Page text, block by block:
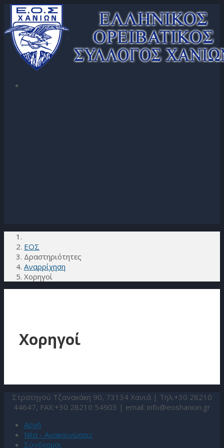
ΕΟΣ
Δραστηριότητες
Αναρρίχηση
Χορηγοί
Χορηγοί
Στρατηγού Τζανακάκη 90, 73134 Χανιά | Τηλ.+30 28210
44647, FAX:+30 28210 54903 | email: info@eoshanion.gr
Αρχή
Νέα - Ανακοινώσεις
Σύνδεσμοι